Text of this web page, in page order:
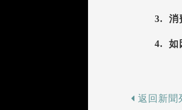
3. 消
4. 如
返回新聞